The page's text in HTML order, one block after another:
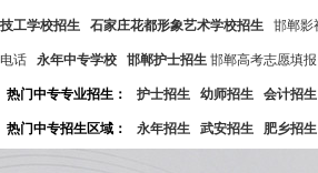
技工学校招生 石家庄花都形象艺术学校招生 邯郸影
电话 永年中专学校 邯郸护士招生 邯郸高考志愿填报
热门中专专业招生： 护士招生 幼师招生 会计招生
热门中专招生区域： 永年招生 武安招生 肥乡招生